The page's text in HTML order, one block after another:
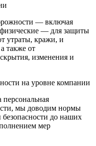
— включая
— для защиты
утраты, кражи, и
также от
изменения и
на уровне компании
персональная
мы доводим нормы
до наших
мер